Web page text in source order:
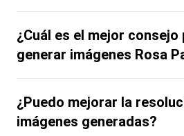
¿Cuál es el mejor consejo
generar imágenes Rosa
¿Puedo mejorar la
imágenes generadas?